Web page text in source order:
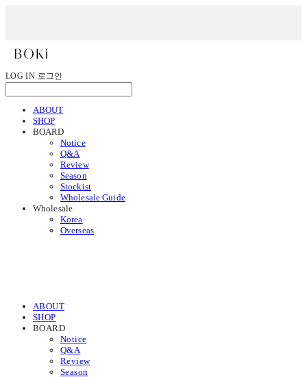
LOG IN 로그인
ABOUT
SHOP
BOARD
Notice
Q&A
Review
Season
Stockist
Wholesale Guide
Wholesale
Korea
Overseas
ABOUT
SHOP
BOARD
Notice
Q&A
Review
Season